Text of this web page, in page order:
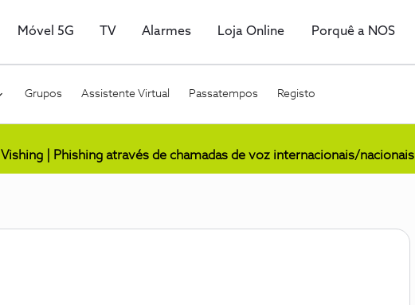
Móvel 5G TV Alarmes Loja Online Porquê a NOS
Grupos Assistente Virtual Passatempos Registo
Vishing | Phishing através de chamadas de voz internacionais/nacionais